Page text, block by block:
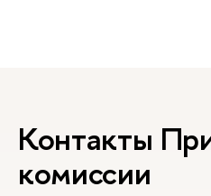
Контакты
комиссии